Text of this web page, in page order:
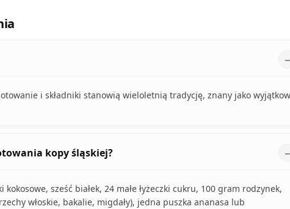
i składniki stanowią wieloletnią tradycję, znany jako
kopy śląskiej?
sześć białek, 24 małe łyżeczki cukru, 100 gram rodzynek,
włoskie, bakalie, migdały), jedna puszka ananasa lub